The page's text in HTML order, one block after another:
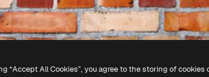
“Accept All Cookies”, you agree to the storing of